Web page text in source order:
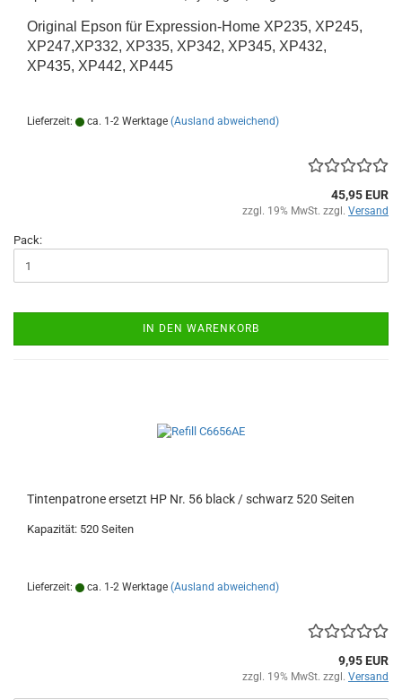
Original Epson für Expression-Home XP235, XP245,
XP247,XP332, XP335, XP342, XP345, XP432,
XP435, XP442, XP445
Lieferzeit: ca. 1-2 Werktage (Ausland abweichend)
45,95 EUR
zzgl. 19% MwSt. zzgl. Versand
Pack:
IN DEN WARENKORB
Tintenpatrone ersetzt HP Nr. 56 black / schwarz 520 Seiten
Kapazität: 520 Seiten
Lieferzeit: ca. 1-2 Werktage (Ausland abweichend)
9,95 EUR
zzgl. 19% MwSt. zzgl. Versand